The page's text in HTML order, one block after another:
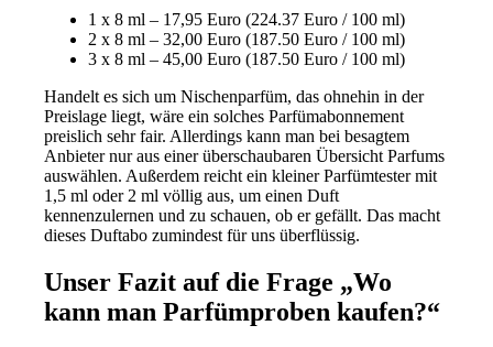
1 x 8 ml – 17,95 Euro (224.37 Euro / 100 ml)
2 x 8 ml – 32,00 Euro (187.50 Euro / 100 ml)
3 x 8 ml – 45,00 Euro (187.50 Euro / 100 ml)
Handelt es sich um Nischenparfüm, das ohnehin in der
Preislage liegt, wäre ein solches Parfümabonnement
preislich sehr fair. Allerdings kann man bei besagtem
Anbieter nur aus einer überschaubaren Übersicht Parfums
auswählen. Außerdem reicht ein kleiner Parfümtester mit
1,5 ml oder 2 ml völlig aus, um einen Duft
kennenzulernen und zu schauen, ob er gefällt. Das macht
dieses Duftabo zumindest für uns überflüssig.
Unser Fazit auf die Frage „Wo
kann man Parfümproben kaufen?“